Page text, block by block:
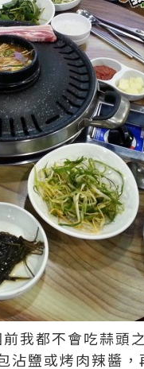
我都不會吃蒜頭
沾鹽或烤肉辣醬